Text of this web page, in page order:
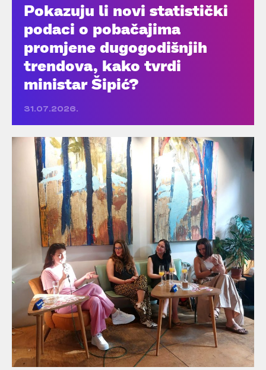
Pokazuju li novi statistički
podaci o pobačajima
promjene dugogodišnjih
trendova, kako tvrdi
ministar Šipić?
31.07.2026.